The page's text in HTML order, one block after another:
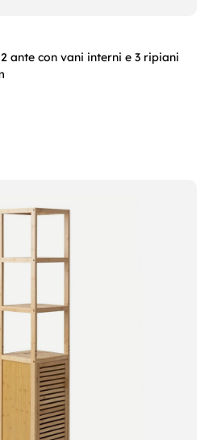
ante con vani interni e 3 ripiani